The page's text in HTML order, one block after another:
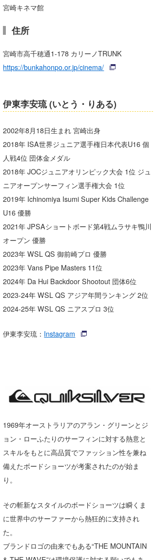
宮崎キネマ館
住所
宮崎市高千穂通1-178 カリーノTRUNK
https://bunkahonpo.or.jp/cinema/
伊東李安琉 (いとう・りある)
2002年8月18日生まれ 宮崎出身
2018年 ISA世界ジュニア選手権日本代表U16 個
人戦4位 団体金メダル
2018年 JOCジュニアオリンピック大会 1位 ジュ
ニアオープンサーフィン選手権大会 1位
2019年 Ichinomiya Isumi Super Kids Challenge
U16 優勝
2021年 JPSAショートボード第4戦ムラサキ鴨川
オープン 優勝
2023年 WSL QS 御前崎プロ 優勝
2023年 Vans Pipe Masters 11位
2024年 Da Hui Backdoor Shootout 団体6位
2023-24年 WSL QS アジア年間ランキング 2位
2024-25年 WSL QS ニアスプロ 3位
伊東李安琉： Instagram
1969年オーストラリアのアラン・グリーンとジ
ョン・ローふたりのサーフィンに対する熱意と
スキルをもとに高品質でファッション性を兼ね
備えたボードショーツが考案されたのが始ま
り。
その斬新なスタイルのボードショーツは瞬くま
に世界中のサーファーから熱狂的に支持され
た。
ブランドロゴの由来でもある“THE MOUNTAIN
上條将美
唐澤予報士
wanda
予報士 hiro.
banpaku
Mr.K
chappy
Romisea